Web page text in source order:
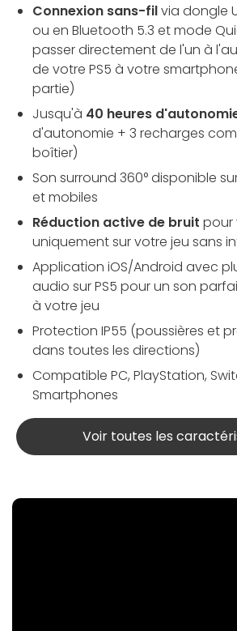
Connexion sans-filvia dongle
ou en Bluetooth 5.3 et mode
passer directement de l'un à
de votre PS5 à votre
partie)
Jusqu'à 40 heures
d'autonomie + 3 recharges
boîtier)
Son surround 360° disponible
et mobiles
Réduction active de bruit pour
uniquement sur votre jeu sans
Application iOS/Android avec
audio sur PS5 pour un son
à votre jeu
Protection IP55 (poussières et
dans toutes les directions)
Compatible PC, PlayStation,
Smartphones
Voir toutes les